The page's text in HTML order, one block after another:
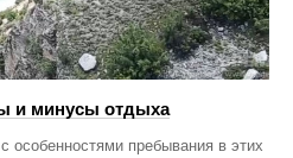
и минусы отдыха
особенностями пребывания в этих